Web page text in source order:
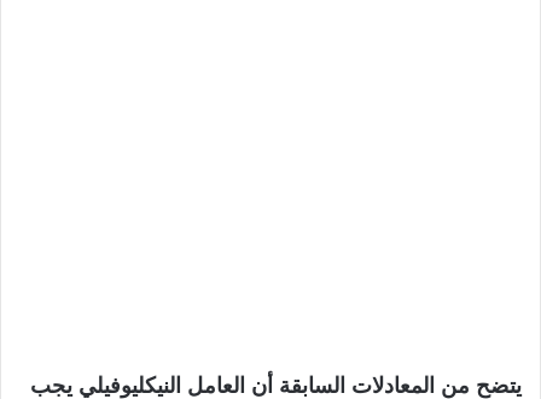
يتضح من المعادلات السابقة أن العامل النيكليوفيلي يجب